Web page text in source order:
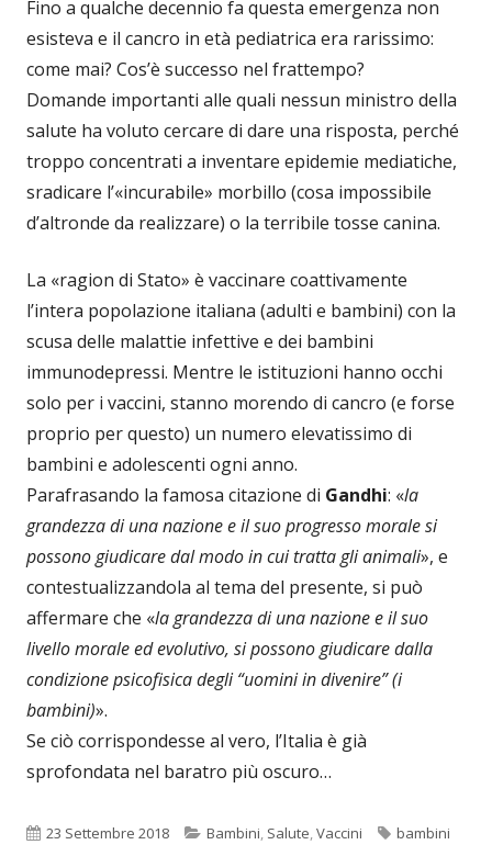
Fino a qualche decennio fa questa emergenza non
esisteva e il cancro in età pediatrica era rarissimo:
come mai? Cos’è successo nel frattempo?
Domande importanti alle quali nessun ministro della
salute ha voluto cercare di dare una risposta, perché
troppo concentrati a inventare epidemie mediatiche,
sradicare l’«incurabile» morbillo (cosa impossibile
d’altronde da realizzare) o la terribile tosse canina.
La «ragion di Stato» è vaccinare coattivamente
l’intera popolazione italiana (adulti e bambini) con la
scusa delle malattie infettive e dei bambini
immunodepressi. Mentre le istituzioni hanno occhi
solo per i vaccini, stanno morendo di cancro (e forse
proprio per questo) un numero elevatissimo di
bambini e adolescenti ogni anno.
Parafrasando la famosa citazione di Gandhi: «la
grandezza di una nazione e il suo progresso morale si
possono giudicare dal modo in cui tratta gli animali», e
contestualizzandola al tema del presente, si può
affermare che «la grandezza di una nazione e il suo
livello morale ed evolutivo, si possono giudicare dalla
condizione psicofisica degli “uomini in divenire” (i
bambini)».
Se ciò corrispondesse al vero, l’Italia è già
sprofondata nel baratro più oscuro…
Pubblicato
23 Settembre 2018 Categorie
Bambini, Salute,Vaccini Tag
bambini